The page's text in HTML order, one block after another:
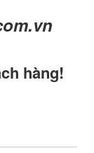
hàng!